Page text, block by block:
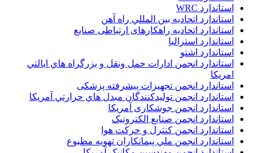
استاندارد WRC
استاندارد اتحاديه بين المللي راه آهن
استاندارد اتحادیه راهکارهای ارتباطی صنایع
استاندارد استرالیا
استاندارد اشتو
استاندارد انجمن ادارات حمل ونقل و بزرگراه هاي ايالتي
امريکا
استاندارد انجمن تجهیزات پیشرفته پزشکی
استاندارد انجمن توليدکنندگان مبدل هاي حرارتي آمريکا
استاندارد انجمن جوشکاری آمریکا
استاندارد انجمن صنايع الکترونيک
استاندارد انجمن کنترل و حرکت هوا
استاندارد انجمن ملي پيمانکاران تهويه مطبوع